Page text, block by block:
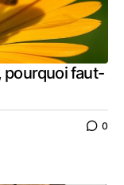
pourquoi faut-
0